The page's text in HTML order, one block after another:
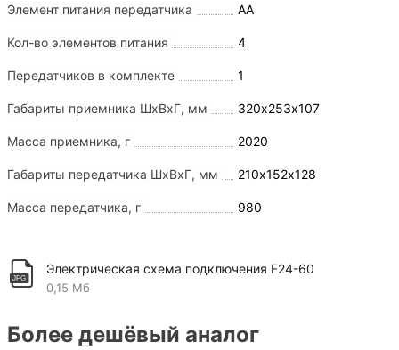
Элемент питания передатчика АА
Кол-во элементов питания 4
Передатчиков в комплекте 1
Габариты приемника ШхВхГ, мм 320х253х107
Масса приемника, г 2020
Габариты передатчика ШхВхГ, мм 210х152х128
Масса передатчика, г 980
Более дешёвый аналог
Электрическая схема подключения F24-60
0,15 Мб